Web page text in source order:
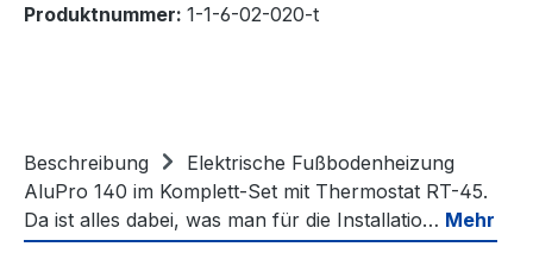
Produktnummer: 1-1-6-02-020-t
Beschreibung
Elektrische Fußbodenheizung
AluPro 140 im Komplett-Set mit Thermostat RT-45.
Da ist alles dabei, was man für die Installatio… Mehr